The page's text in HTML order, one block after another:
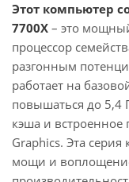
Этот компьютер
7700X – это
процессор
разгонным
работает на
повышаться до 5,4
кэша и встроенное
Graphics. Эта
мощи и